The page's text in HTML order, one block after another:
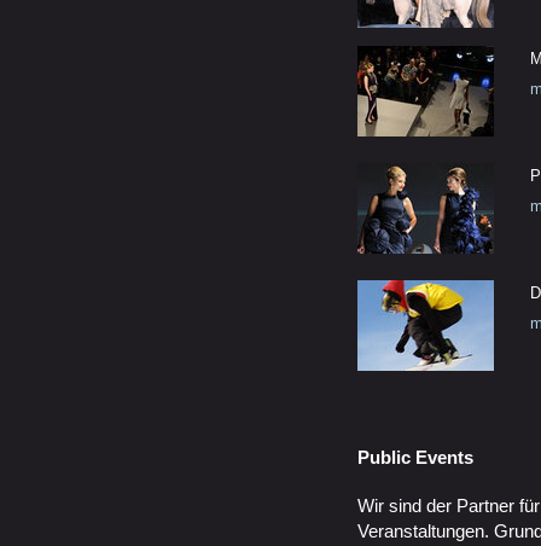
Public Events
Wir sind der Partner
Veranstaltungen.